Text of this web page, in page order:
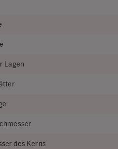
Lagen
des Kerns